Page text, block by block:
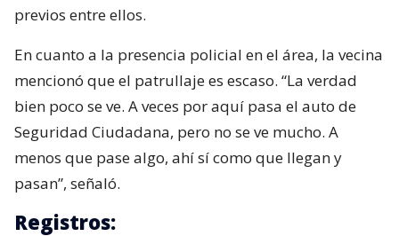
previos entre ellos.
En cuanto a la presencia policial en el área, la vecina
mencionó que el patrullaje es escaso. “La verdad
bien poco se ve. A veces por aquí pasa el auto de
Seguridad Ciudadana, pero no se ve mucho. A
menos que pase algo, ahí sí como que llegan y
pasan”, señaló.
Registros: